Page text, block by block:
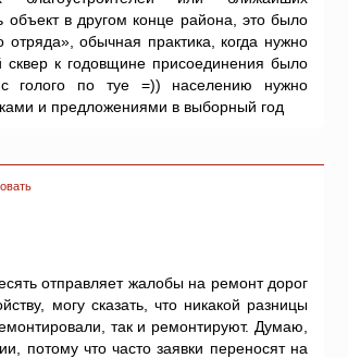
объект в другом конце района, это было
отряда», обычная практика, когда нужно
к годовщине присоединения было
по туе =)) населению нужно
и предложениями в выборный год
отправляет жалобы на ремонт дорог
могу сказать, что никакой разницы
так и ремонтируют. Думаю,
потому что часто заявки переносят на